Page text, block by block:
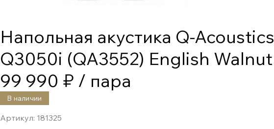
Напольная акустика Q-Acoustics
Q3050i (QA3552) English Walnut
99 990 ₽ / пара
В наличии
Артикул: 181325